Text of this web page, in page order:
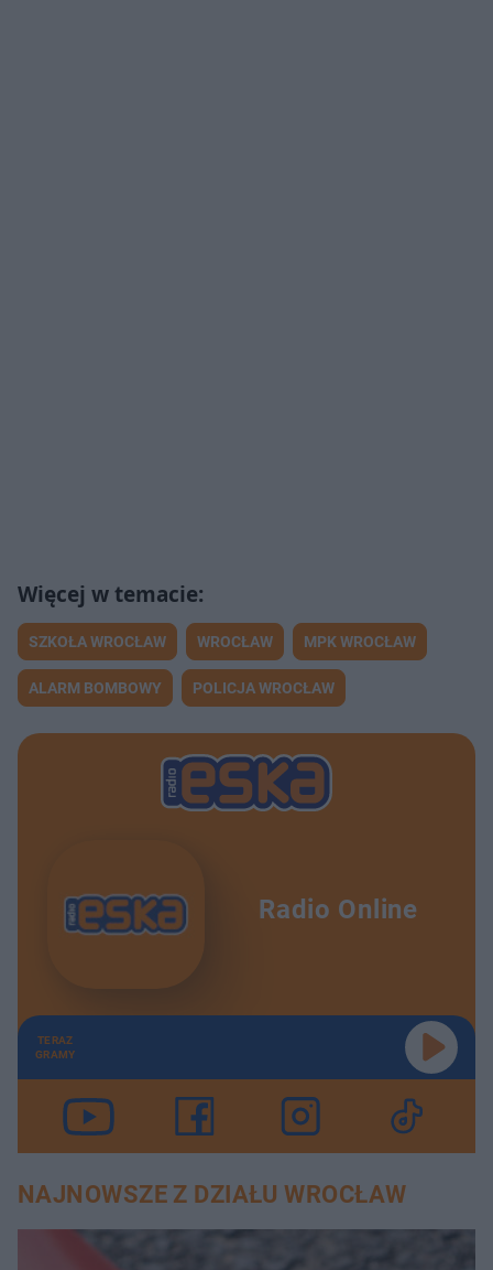
SZKOŁA WROCŁAW WROCŁAW MPK WROCŁAW
ALARM BOMBOWY POLICJA WROCŁAW
Radio Online
TERAZ
GRAMY
NAJNOWSZE Z DZIAŁU WROCŁAW